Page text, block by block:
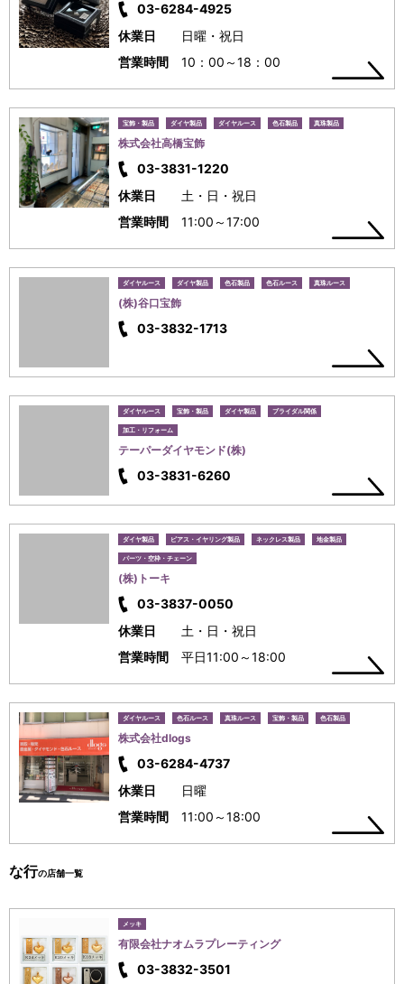
03-6284-4925
休業日
日曜・祝日
営業時間
10：00～18：00
宝飾・製品 ダイヤ製品 ダイヤルース 色石製品 真珠製品
株式会社高橋宝飾
03-3831-1220
休業日
土・日・祝日
営業時間
11:00～17:00
ダイヤルース ダイヤ製品 色石製品 色石ルース 真珠ルース
(株)谷口宝飾
03-3832-1713
ダイヤルース 宝飾・製品 ダイヤ製品 ブライダル関係
加工・リフォーム
テーパーダイヤモンド(株)
03-3831-6260
ダイヤ製品 ピアス・イヤリング製品 ネックレス製品 地金製品
パーツ・空枠・チェーン
(株)トーキ
03-3837-0050
休業日
土・日・祝日
営業時間
平日11:00～18:00
ダイヤルース 色石ルース 真珠ルース 宝飾・製品 色石製品
株式会社dlogs
03-6284-4737
休業日
日曜
営業時間
11:00～18:00
な行の店舗一覧
メッキ
有限会社ナオムラプレーティング
03-3832-3501